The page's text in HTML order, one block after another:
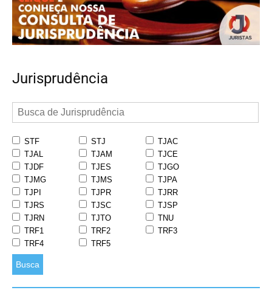
Jurisprudência
STF STJ
TJAC
TJAL
TJAM
TJCE
TJDF
TJES
TJGO
TJMG
TJMS
TJPA
TJPI
TJPR
TJRR
TJRS
TJSC
TJSP
TJRN
TJTO
TNU
TRF1
TRF2
TRF3
TRF4
TRF5
Busca